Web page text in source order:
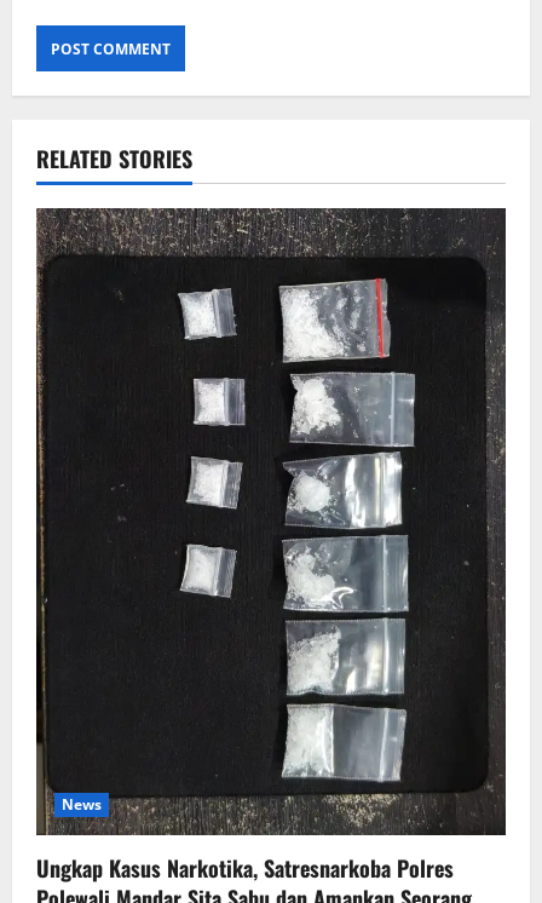
RELATED STORIES
News
Ungkap Kasus Narkotika, Satresnarkoba Polres